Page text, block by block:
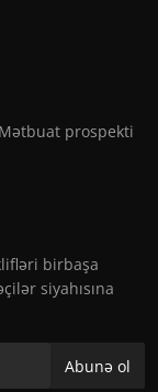
prospekti
birbaşa
siyahısına
Abunə ol